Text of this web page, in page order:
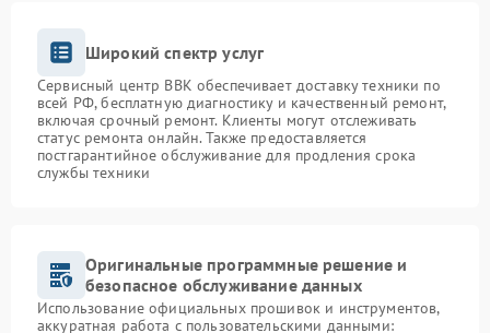
Широкий спектр услуг
Сервисный центр BBK обеспечивает доставку техники по
всей РФ, бесплатную диагностику и качественный ремонт,
включая срочный ремонт. Клиенты могут отслеживать
статус ремонта онлайн. Также предоставляется
постгарантийное обслуживание для продления срока
службы техники
Оригинальные программные решение и
безопасное обслуживание данных
Использование официальных прошивок и инструментов,
аккуратная работа с пользовательскими данными: